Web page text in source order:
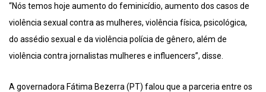
“Nós temos hoje aumento do feminicídio, aumento dos casos de
violência sexual contra as mulheres, violência física, psicológica,
do assédio sexual e da violência polícia de gênero, além de
violência contra jornalistas mulheres e influencers”, disse.
A governadora Fátima Bezerra (PT) falou que a parceria entre os